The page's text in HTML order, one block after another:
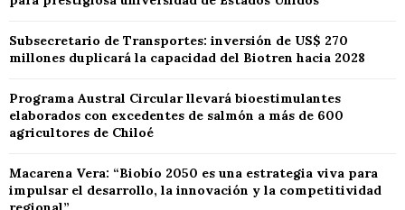
Subsecretario de Transportes: inversión de US$ 270
millones duplicará la capacidad del Biotren hacia 2028
Programa Austral Circular llevará bioestimulantes
elaborados con excedentes de salmón a más de 600
agricultores de Chiloé
Macarena Vera: “Biobío 2050 es una estrategia viva para
impulsar el desarrollo, la innovación y la competitividad